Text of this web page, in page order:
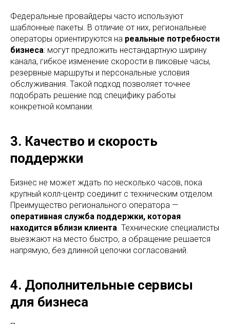
Федеральные провайдеры часто используют
шаблонные пакеты. В отличие от них, региональные
операторы ориентируются на реальные потребности
бизнеса: могут предложить нестандартную ширину
канала, гибкое изменение скорости в пиковые часы,
резервные маршруты и персональные условия
обслуживания. Такой подход позволяет точнее
подобрать решение под специфику работы
конкретной компании.
3. Качество и скорость
поддержки
Бизнес не может ждать по несколько часов, пока
крупный колл-центр соединит с техническим отделом.
Преимущество регионального оператора —
оперативная служба поддержки, которая
находится вблизи клиента. Технические специалисты
выезжают на место быстро, а обращение решается
напрямую, без длинной цепочки согласований.
4. Дополнительные сервисы
для бизнеса